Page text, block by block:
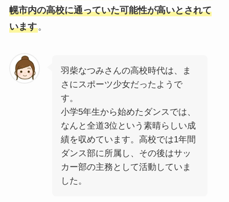
幌市内の高校に通っていた可能性が高いとされて
います。
羽柴なつみさんの高校時代は、ま
さにスポーツ少女だったようで
す。
小学5年生から始めたダンスでは、
なんと全道3位という素晴らしい成
績を収めています。高校では1年間
ダンス部に所属し、その後はサッ
カー部の主務として活動していま
した。